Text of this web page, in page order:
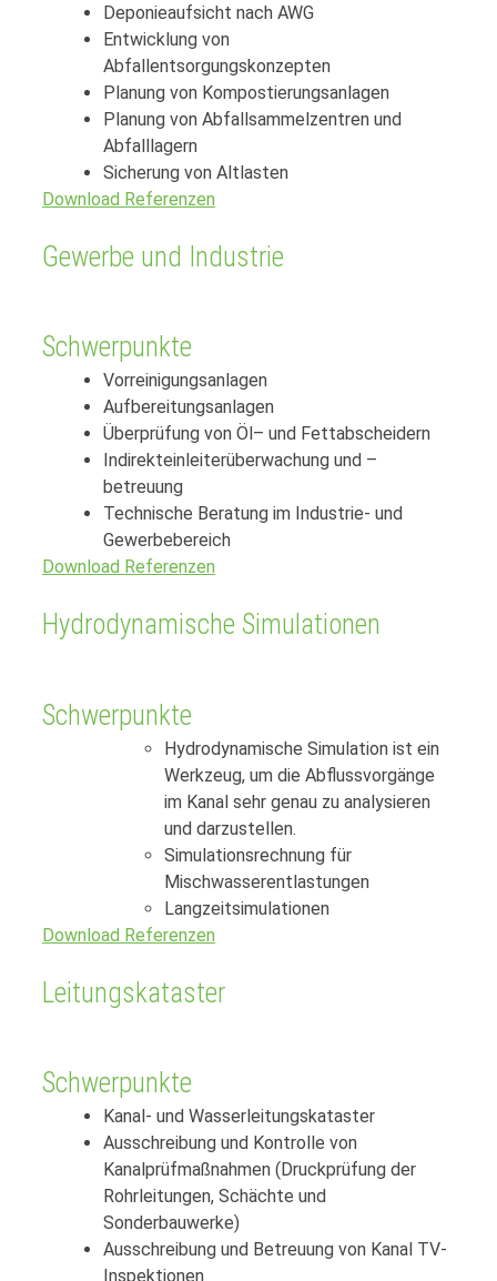
Deponieaufsicht nach AWG
Entwicklung von
Abfallentsorgungskonzepten
Planung von Kompostierungsanlagen
Planung von Abfallsammelzentren und
Abfalllagern
Sicherung von Altlasten
Download Referenzen
Gewerbe und Industrie
Schwerpunkte
Vorreinigungsanlagen
Aufbereitungsanlagen
Überprüfung von Öl– und Fettabscheidern
Indirekteinleiterüberwachung und –
betreuung
Technische Beratung im Industrie- und
Gewerbebereich
Download Referenzen
Hydrodynamische Simulationen
Schwerpunkte
Hydrodynamische Simulation ist ein
Werkzeug, um die Abflussvorgänge
im Kanal sehr genau zu analysieren
und darzustellen.
Simulationsrechnung für
Mischwasserentlastungen
Langzeitsimulationen
Download Referenzen
Leitungskataster
Schwerpunkte
Kanal- und Wasserleitungskataster
Ausschreibung und Kontrolle von
Kanalprüfmaßnahmen (Druckprüfung der
Rohrleitungen, Schächte und
Sonderbauwerke)
Ausschreibung und Betreuung von Kanal TV-
Inspektionen